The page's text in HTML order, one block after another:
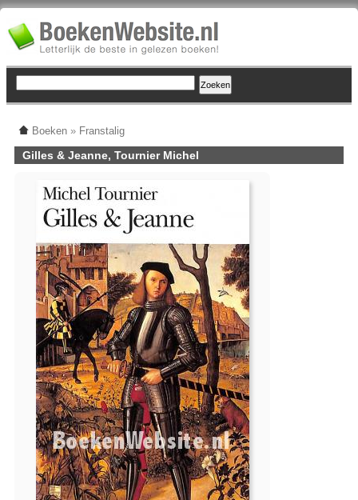
Boeken » Franstalig
Gilles & Jeanne, Tournier Michel